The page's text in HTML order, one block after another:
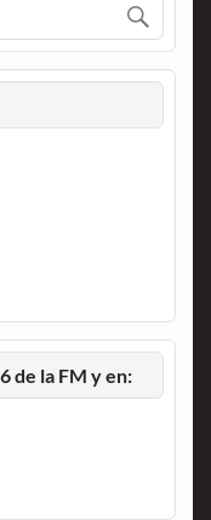
de la FM y en: